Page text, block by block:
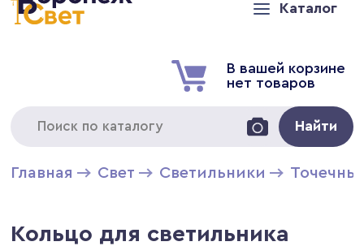
Каталог
В вашей корзине
нет товаров
Найти
Главная Свет Светильники
Кольцо для светильника